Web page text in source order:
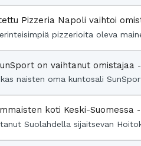
Pizzeria Napoli vaihtoi
pizzerioita oleva
on vaihtanut omistajaa
naisten oma kuntosali
koti Keski-Suomessa -
Suolahdella sijaitsevan